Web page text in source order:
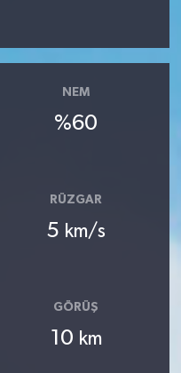
NEM
%60
RÜZGAR
5 km/s
GÖRÜŞ
10 km